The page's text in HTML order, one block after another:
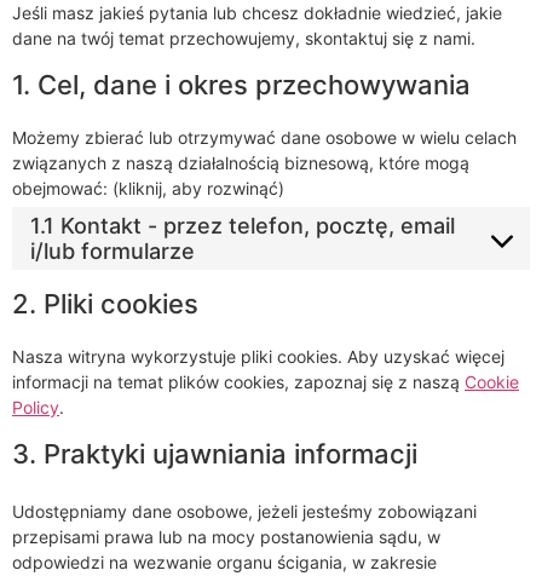
Jeśli masz jakieś pytania lub chcesz dokładnie wiedzieć, jakie
dane na twój temat przechowujemy, skontaktuj się z nami.
1. Cel, dane i okres przechowywania
Możemy zbierać lub otrzymywać dane osobowe w wielu celach
związanych z naszą działalnością biznesową, które mogą
obejmować: (kliknij, aby rozwinąć)
1.1 Kontakt - przez telefon, pocztę, email
i/lub formularze
2. Pliki cookies
Nasza witryna wykorzystuje pliki cookies. Aby uzyskać więcej
informacji na temat plików cookies, zapoznaj się z naszą Cookie
Policy.
3. Praktyki ujawniania informacji
Udostępniamy dane osobowe, jeżeli jesteśmy zobowiązani
przepisami prawa lub na mocy postanowienia sądu, w
odpowiedzi na wezwanie organu ścigania, w zakresie